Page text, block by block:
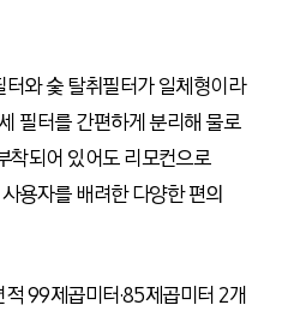
와 숯 탈취필터가 일체형이라
필터를 간편하게 분리해 물로
되어 있어도 리모컨으로
용자를 배려한 다양한 편의
99제곱미터·85제곱미터 2개